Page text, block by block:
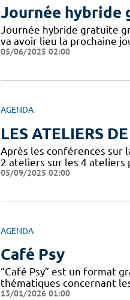
Journée hybride
Journée hybride gratuite
va avoir lieu la prochaine
05/06/2025 02:00
AGENDA
LES ATELIERS
Après les conférences sur
2 ateliers sur les 4 ateliers
05/09/2025 02:00
AGENDA
Café Psy
“Café Psy” est un format
thématiques concernant
13/01/2026 01:00